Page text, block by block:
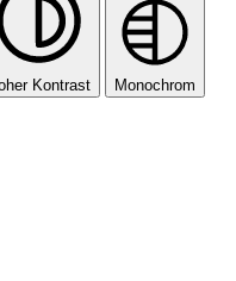
Kontrast Monochrom